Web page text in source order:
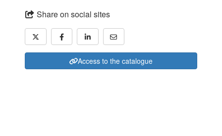
Share on social sites
Access to the catalogue